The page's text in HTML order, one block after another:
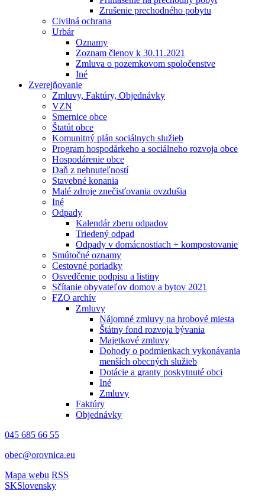
Zrušenie prechodného pobytu
Civilná ochrana
Urbár
Oznamy
Zoznam členov k 30.11.2021
Zmluva o pozemkovom spoločenstve
Iné
Zverejňovanie
Zmluvy, Faktúry, Objednávky
VZN
Smernice obce
Štatút obce
Komunitný plán sociálnych služieb
Program hospodárkeho a sociálneho rozvoja obce
Hospodárenie obce
Daň z nehnuteľností
Stavebné konania
Malé zdroje znečisťovania ovzdušia
Iné
Odpady
Kalendár zberu odpadov
Triedený odpad
Odpady v domácnostiach + kompostovanie
Smútočné oznamy
Cestovné poriadky
Osvedčenie podpisu a listiny
Sčítanie obyvateľov domov a bytov 2021
FZO archív
Zmluvy
Nájomné zmluvy na hrobové miesta
Štátny fond rozvoja bývania
Majetkové zmluvy
Dohody o podmienkach vykonávania
menších obecných služieb
Dotácie a granty poskytnuté obci
Iné
Zmluvy
Faktúry
Objednávky
045 685 66 55
obec@orovnica.eu
Mapa webu RSS
SKSlovensky